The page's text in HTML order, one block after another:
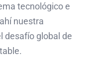
tecnológico e
nuestra
desafío global de